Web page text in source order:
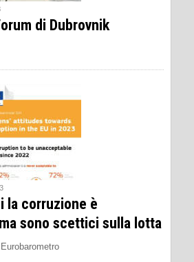
di Dubrovnik
la corruzione è
sono scettici sulla lotta